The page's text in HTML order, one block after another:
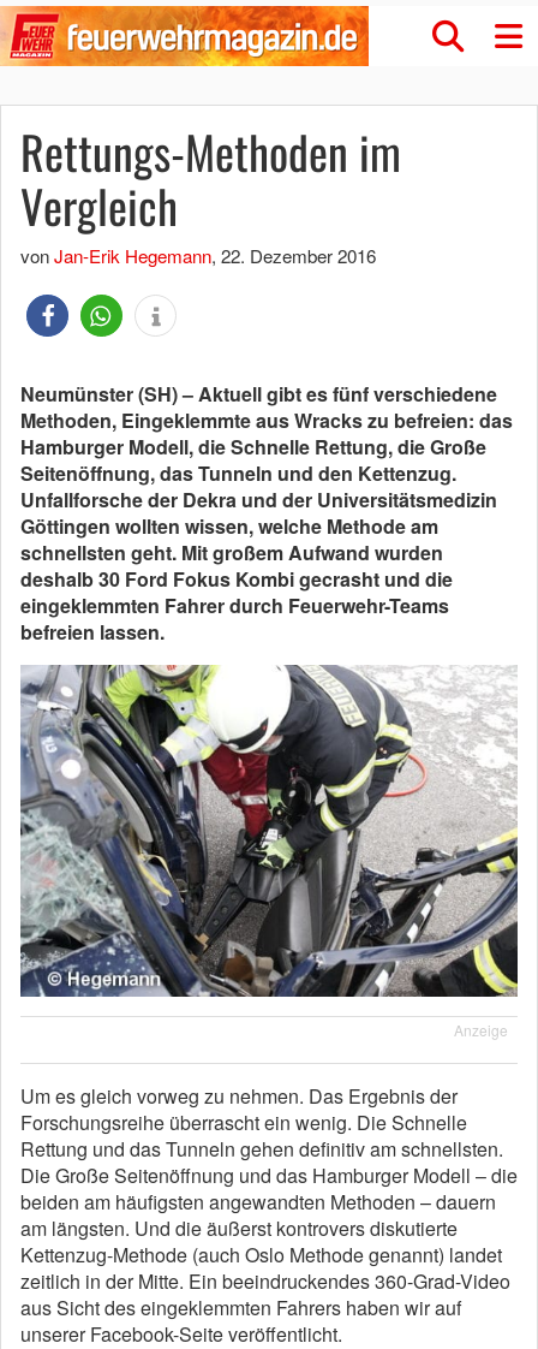
Rettungs-Methoden im
Vergleich
vonJan-Erik Hegemann, 22. Dezember 2016
Neumünster (SH) – Aktuell gibt es fünf verschiedene
Methoden, Eingeklemmte aus Wracks zu befreien: das
Hamburger Modell, die Schnelle Rettung, die Große
Seitenöffnung, das Tunneln und den Kettenzug.
Unfallforsche der Dekra und der Universitätsmedizin
Göttingen wollten wissen, welche Methode am
schnellsten geht. Mit großem Aufwand wurden
deshalb 30 Ford Fokus Kombi gecrasht und die
eingeklemmten Fahrer durch Feuerwehr-Teams
befreien lassen.
Anzeige
Um es gleich vorweg zu nehmen. Das Ergebnis der
Forschungsreihe überrascht ein wenig. Die Schnelle
Rettung und das Tunneln gehen definitiv am schnellsten.
Die Große Seitenöffnung und das Hamburger Modell – die
beiden am häufigsten angewandten Methoden – dauern
am längsten. Und die äußerst kontrovers diskutierte
Kettenzug-Methode (auch Oslo Methode genannt) landet
zeitlich in der Mitte. Ein beeindruckendes 360-Grad-Video
aus Sicht des eingeklemmten Fahrers haben wir auf
unserer Facebook-Seite veröffentlicht.